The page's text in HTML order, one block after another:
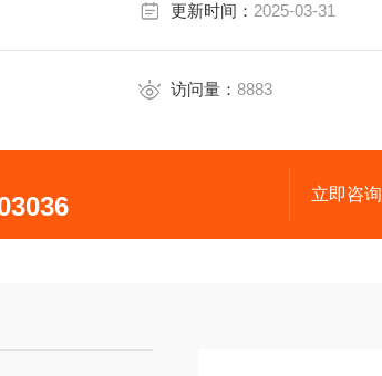
更新时间： 2025-03-31
访问量： 8883
立即咨询